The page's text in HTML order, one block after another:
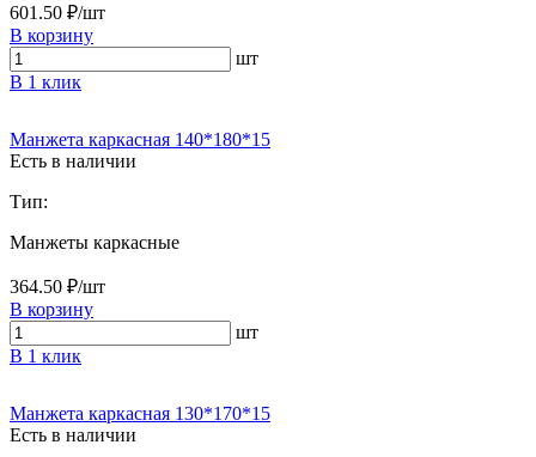
601.50 ₽/шт
В корзину
шт
В 1 клик
Манжета каркасная 140*180*15
Есть в наличии
Тип:
Манжеты каркасные
364.50 ₽/шт
В корзину
шт
В 1 клик
Манжета каркасная 130*170*15
Есть в наличии